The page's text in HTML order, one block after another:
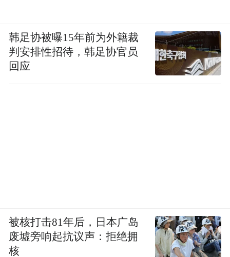
韩足协被曝15年前为外籍裁
判安排性招待，韩足协官员
回应
被核打击81年后，日本广岛
废墟旁响起抗议声：拒绝拥
核